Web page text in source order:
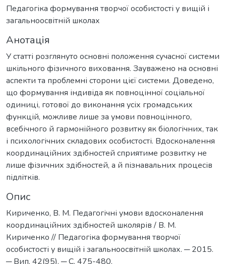
Педагогіка формування творчої особистості у вищій і
загальноосвітній школах
Анотація
У статті розглянуто основні положення сучасної системи
шкільного фізичного виховання. Зауважено на основні
аспекти та проблемні сторони цієї системи. Доведено,
що формування індивіда як повноцінної соціальної
одиниці, готової до виконання усіх громадських
функцій, можливе лише за умови повноцінного,
всебічного й гармонійного розвитку як біологічних, так
і психологічних складових особистості. Вдосконалення
координаційних здібностей сприятиме розвитку не
лише фізичних здібностей, а й пізнавальних процесів
підлітків.
Опис
Кириченко, В. М. Педагогічні умови вдосконалення
координаційних здібностей школярів / В. М.
Кириченко // Педагогіка формування творчої
особистості у вищій і загальноосвітній школах. ─ 2015.
─ Вип. 42(95). ─ С. 475-480.